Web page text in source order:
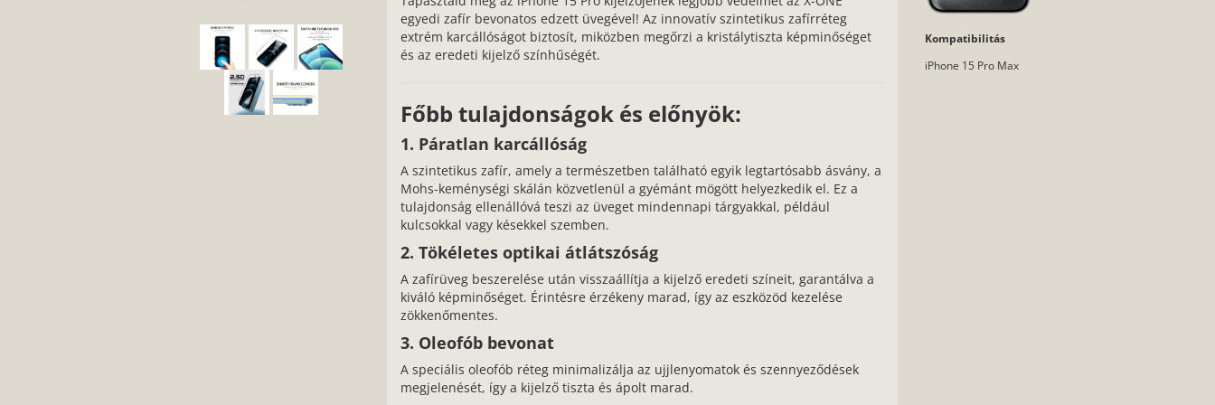
egyedi zafír bevonatos edzett üvegével! Az innovatív szintetikus zafírréteg
extrém karcállóságot biztosít, miközben megőrzi a kristálytiszta képminőséget
és az eredeti kijelző színhűségét.
Főbb tulajdonságok és előnyök:
1. Páratlan karcállóság
A szintetikus zafír, amely a természetben található egyik legtartósabb ásvány, a
Mohs-keménységi skálán közvetlenül a gyémánt mögött helyezkedik el. Ez a
tulajdonság ellenállóvá teszi az üveget mindennapi tárgyakkal, például
kulcsokkal vagy késekkel szemben.
2. Tökéletes optikai átlátszóság
A zafírüveg beszerelése után visszaállítja a kijelző eredeti színeit, garantálva a
kiváló képminőséget. Érintésre érzékeny marad, így az eszközöd kezelése
zökkenőmentes.
3. Oleofób bevonat
A speciális oleofób réteg minimalizálja az ujjlenyomatok és szennyeződések
megjelenését, így a kijelző tiszta és ápolt marad.
Kompatibilitás
iPhone 15 Pro Max